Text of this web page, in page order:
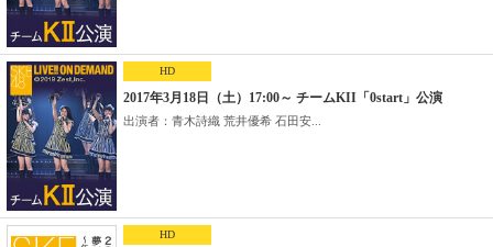
HD
2017年3月18日（土）17:00～ チームKII「0start」公演
出演者：青木詩織 荒井優希 石田安...
HD